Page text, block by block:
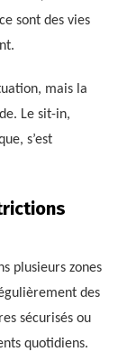
sont des vies
mais la
Le sit-in,
s’est
plusieurs zones
des
sécurisés ou
quotidiens.